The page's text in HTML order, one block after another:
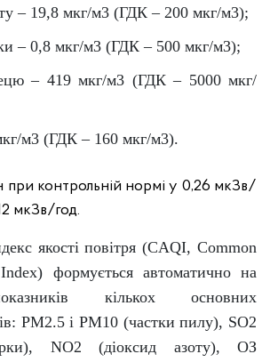
– 19,8 мкг/м3 (ГДК – 200 мкг/м3);
– 0,8 мкг/м3 (ГДК – 500 мкг/м3);
– 419 мкг/м3 (ГДК – 5000 мкг/
м3 (ГДК – 160 мкг/м3).
при контрольній нормі у 0,26 мкЗв/
мкЗв/год.
якості повітря (CAQI, Common
формується автоматично на
кількох основних
PM2.5 і PM10 (частки пилу), SO2
NO2 (діоксид азоту), ОЗ